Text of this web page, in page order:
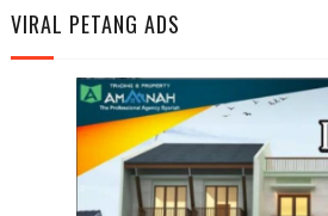
VIRAL PETANG ADS